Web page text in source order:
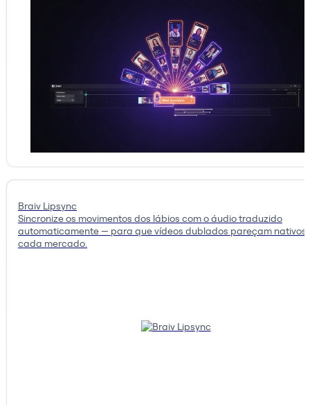
Braiv Lipsync
Sincronize os movimentos dos lábios com o áudio traduzido
automaticamente — para que vídeos dublados pareçam nativos
cada mercado.